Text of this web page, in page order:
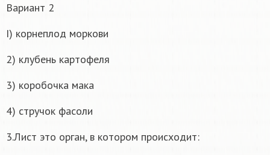
Вариант 2
I) корнеплод моркови
2) клубень картофеля
3) коробочка мака
4) стручок фасоли
3.Лист это орган, в котором происходит: